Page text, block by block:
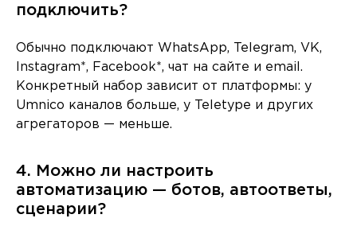
подключить?
Обычно подключают WhatsApp, Telegram, VK,
Instagram*, Facebook*, чат на сайте и email.
Конкретный набор зависит от платформы: у
Umnico каналов больше, у Teletype и других
агрегаторов — меньше.
4. Можно ли настроить
автоматизацию — ботов, автоответы,
сценарии?